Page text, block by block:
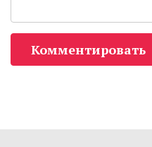
Комментировать